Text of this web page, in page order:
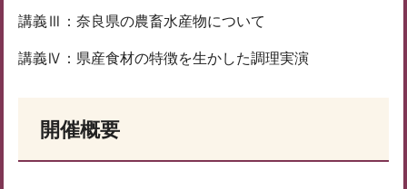
講義Ⅲ：奈良県の農畜水産物について
講義Ⅳ：県産食材の特徴を生かした調理実演
開催概要